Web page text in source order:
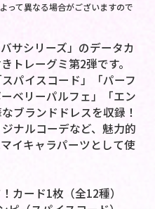
って異なる場合がございますので
サシリーズ」のデータカ
トレーグミ第2弾です。
パイスコード」「パーフ
ベリーパルフェ」「エン
ブランドドレスを収録！
ナルコーデなど、魅力的
イキャラパーツとして使
カード1枚（全12種）